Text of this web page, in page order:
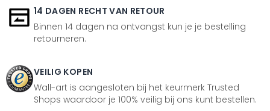
14 DAGEN RECHT VAN RETOUR
Binnen 14 dagen na ontvangst kun je je bestelling
retourneren.
VEILIG KOPEN
Wall-art is aangesloten bij het keurmerk Trusted
Shops waardoor je 100% veilig bij ons kunt bestellen.